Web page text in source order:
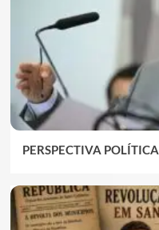
PERSPECTIVA POLÍTICA